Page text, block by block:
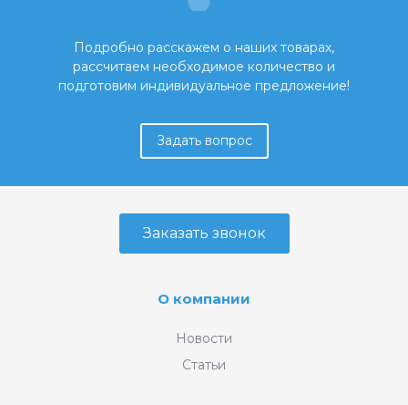
Подробно расскажем о наших товарах,
рассчитаем необходимое количество и
подготовим индивидуальное предложение!
Задать вопрос
Заказать звонок
О компании
Новости
Статьи